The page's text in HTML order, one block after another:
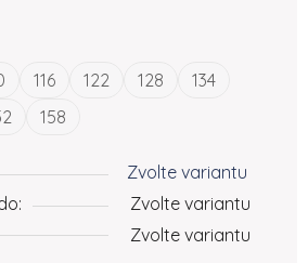
116 122 128
134
158
Zvolte variantu
Zvolte variantu
Zvolte variantu